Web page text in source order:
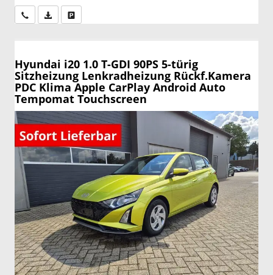
Wir rufen Sie anPDF-Datei, Fahrzeugexposé drucken
Hyundai i20 1.0 T-GDI 90PS 5-türig
Sitzheizung Lenkradheizung Rückf.Kamera
PDC Klima Apple CarPlay Android Auto
Tempomat Touchscreen